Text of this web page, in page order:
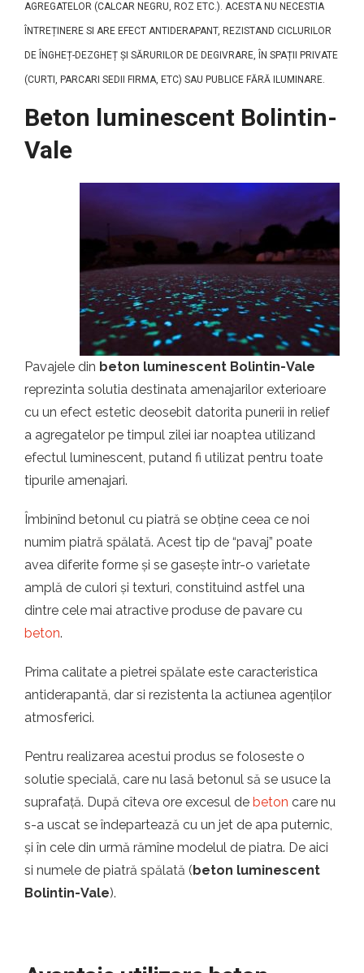
AGREGATELOR (CALCAR NEGRU, ROZ ETC.). ACESTA NU NECESTIA
ÎNTREȚINERE SI ARE EFECT ANTIDERAPANT, REZISTAND CICLURILOR
DE ÎNGHEȚ-DEZGHEȚ ȘI SĂRURILOR DE DEGIVRARE, ÎN SPAȚII PRIVATE
(CURTI, PARCARI SEDII FIRMA, ETC) SAU PUBLICE FĂRĂ ILUMINARE.
Beton luminescent Bolintin-
Vale
Pavajele din beton luminescent Bolintin-Vale
reprezinta solutia destinata amenajarilor exterioare
cu un efect estetic deosebit datorita punerii in relief
a agregatelor pe timpul zilei iar noaptea utilizand
efectul luminescent, putand fi utilizat pentru toate
tipurile amenajari.
Îmbinînd betonul cu piatră se obține ceea ce noi
numim piatră spălată. Acest tip de “pavaj” poate
avea diferite forme și se gasește într-o varietate
amplă de culori și texturi, constituind astfel una
dintre cele mai atractive produse de pavare cu
beton.
Prima calitate a pietrei spălate este caracteristica
antiderapantă, dar si rezistenta la actiunea agenților
atmosferici.
Pentru realizarea acestui produs se foloseste o
solutie specială, care nu lasă betonul să se usuce la
suprafață. După cîteva ore excesul de beton care nu
s-a uscat se îndepartează cu un jet de apa puternic,
și în cele din urmă rămîne modelul de piatra. De aici
si numele de piatră spălată (beton luminescent
Bolintin-Vale).